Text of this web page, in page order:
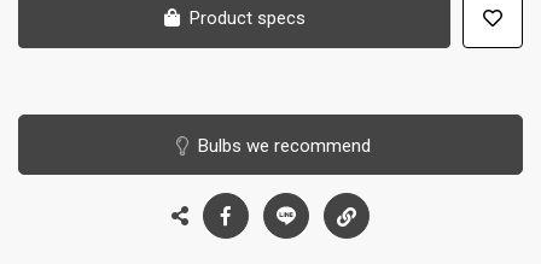
Product specs
Bulbs we recommend